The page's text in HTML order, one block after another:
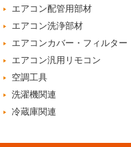
エアコン配管用部材
エアコン洗浄部材
エアコンカバー・フィルター
エアコン汎用リモコン
空調工具
洗濯機関連
冷蔵庫関連